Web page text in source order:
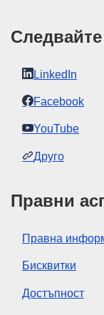
LinkedIn
Facebook
YouTube
Друго
Правни
Правна
Бисквитки
Достъпност